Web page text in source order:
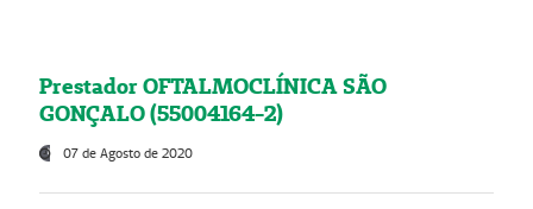
Prestador OFTALMOCLÍNICA SÃO
GONÇALO (55004164-2)
07 de Agosto de 2020